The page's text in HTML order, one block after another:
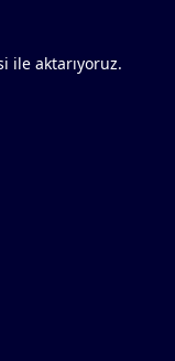
ile aktarıyoruz.